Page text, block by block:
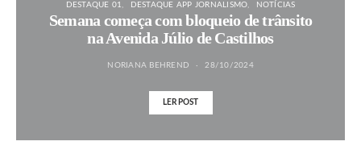
DESTAQUE 01 DESTAQUE APP JORNALISMO NOTÍCIAS
Semana começa com bloqueio de trânsito
na Avenida Júlio de Castilhos
NORIANA BEHREND 28/10/2024
LER POST